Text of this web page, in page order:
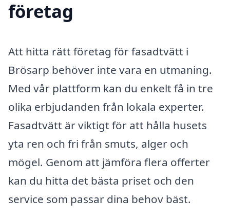
företag
Att hitta rätt företag för fasadtvätt i
Brösarp behöver inte vara en utmaning.
Med vår plattform kan du enkelt få in tre
olika erbjudanden från lokala experter.
Fasadtvätt är viktigt för att hålla husets
yta ren och fri från smuts, alger och
mögel. Genom att jämföra flera offerter
kan du hitta det bästa priset och den
service som passar dina behov bäst.